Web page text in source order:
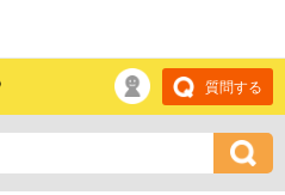
質問する